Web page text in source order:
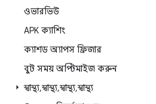
ওভারভিউ
APK ক্যাশিং
ক্যাশড অ্যাপস ফ্রিজার
বুট সময় অপ্টিমাইজ করুন
স্বাস্থ্য,স্বাস্থ্য,স্বাস্থ্য,স্বাস্থ্য